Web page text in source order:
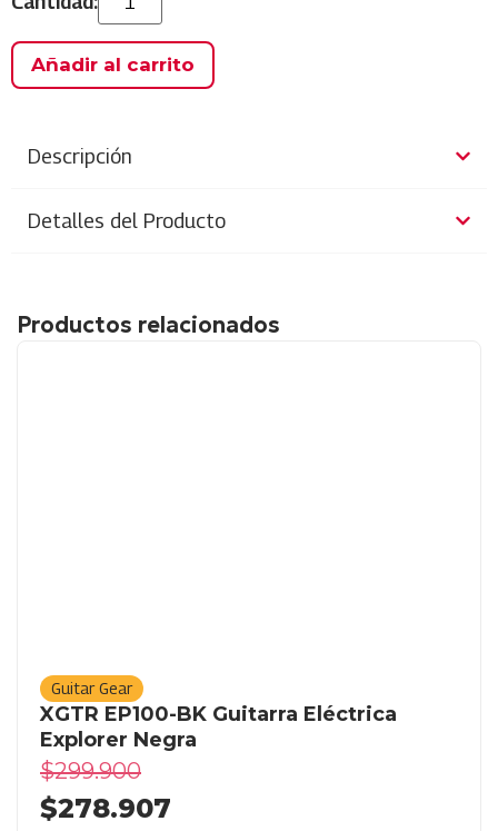
Añadir al carrito
Descripción
Detalles del Producto
Productos relacionados
Guitar Gear
XGTR EP100-BK Guitarra Eléctrica
Explorer Negra
$299.900
$278.907